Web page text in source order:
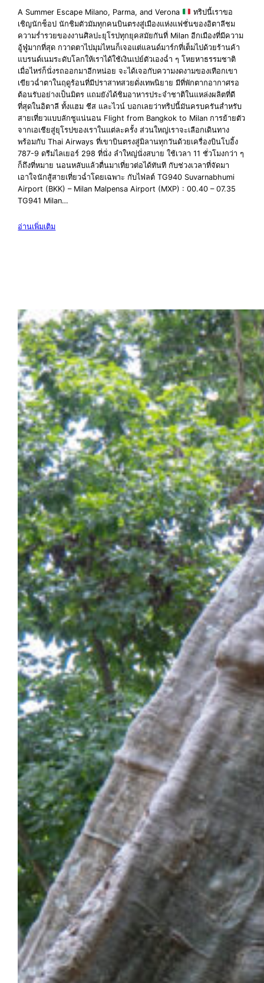
A Summer Escape Milano, Parma, and Verona
ทริปนี้เราขอ
เชิญนักช็อป นักชิมตัวมัมทุกคนบินตรงสู่เมืองแห่งแฟชั่นของอิตาลีชม
ความร่ำรวยของงานศิลปะยุโรปทุกยุคสมัยกันที่ Milan อีกเมืองที่มีความ
อู้ฟู่มากที่สุด กวาดตาไปมุมไหนก็เจอแต่แลนด์มาร์กที่เต็มไปด้วยร้านค้า
แบรนด์เนมระดับโลกให้เราได้ใช้เงินเปย์ตัวเองฉ่ำ ๆ โหยหาธรรมชาติ
เมื่อไหร่ก็นั่งรถออกมาอีกหน่อย จะได้เจอกับความงดงามของเทือกเขา
เขียวฉ่ำตาในฤดูร้อนที่มีปราสาทสวยดั่งเทพนิยาย มีที่พักตากอากาศรอ
ต้อนรับอย่างเป็นมิตร แถมยังได้ชิมอาหารประจำชาติในแหล่งผลิตที่ดี
ที่สุดในอิตาลี ทั้งแฮม ชีส และไวน์ บอกเลยว่าทริปนี้มันครบครันสำหรับ
สายเที่ยวแบบลักชูแน่นอน Flight from Bangkok to Milan การย้ายตัว
จากเอเชียสู่ยุโรปของเราในแต่ละครั้ง ส่วนใหญ่เราจะเลือกเดินทาง
พร้อมกับ Thai Airways ที่เขาบินตรงสู่มิลานทุกวันด้วยเครื่องบินโบอิ้ง
787-9 ดรีมไลเยอร์ 298 ที่นั่ง ลำใหญ่นั่งสบาย ใช้เวลา 11 ชั่วโมงกว่า ๆ
ก็ถึงที่หมาย นอนหลับแล้วตื่นมาเที่ยวต่อได้ทันที กับช่วงเวลาที่จัดมา
เอาใจนักสู้สายเที่ยวฉ่ำโดยเฉพาะ กับไฟลต์ TG940 Suvarnabhumi
Airport (BKK) – Milan Malpensa Airport (MXP) : 00.40 – 07.35
TG941 Milan…
อ่านเพิ่มเติม